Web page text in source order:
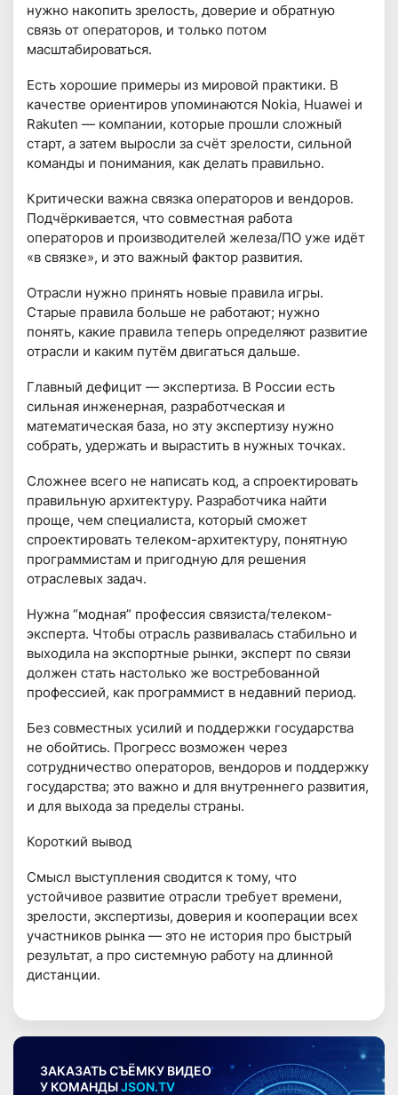
нужно накопить зрелость, доверие и обратную
связь от операторов, и только потом
масштабироваться.
Есть хорошие примеры из мировой практики. В
качестве ориентиров упоминаются Nokia, Huawei и
Rakuten — компании, которые прошли сложный
старт, а затем выросли за счёт зрелости, сильной
команды и понимания, как делать правильно.
Критически важна связка операторов и вендоров.
Подчёркивается, что совместная работа
операторов и производителей железа/ПО уже идёт
«в связке», и это важный фактор развития.
Отрасли нужно принять новые правила игры.
Старые правила больше не работают; нужно
понять, какие правила теперь определяют развитие
отрасли и каким путём двигаться дальше.
Главный дефицит — экспертиза. В России есть
сильная инженерная, разработческая и
математическая база, но эту экспертизу нужно
собрать, удержать и вырастить в нужных точках.
Сложнее всего не написать код, а спроектировать
правильную архитектуру. Разработчика найти
проще, чем специалиста, который сможет
спроектировать телеком-архитектуру, понятную
программистам и пригодную для решения
отраслевых задач.
Нужна “модная” профессия связиста/телеком-
эксперта. Чтобы отрасль развивалась стабильно и
выходила на экспортные рынки, эксперт по связи
должен стать настолько же востребованной
профессией, как программист в недавний период.
Без совместных усилий и поддержки государства
не обойтись. Прогресс возможен через
сотрудничество операторов, вендоров и поддержку
государства; это важно и для внутреннего развития,
и для выхода за пределы страны.
Короткий вывод
Смысл выступления сводится к тому, что
устойчивое развитие отрасли требует времени,
зрелости, экспертизы, доверия и кооперации всех
участников рынка — это не история про быстрый
результат, а про системную работу на длинной
дистанции.
ЗАКАЗАТЬ СЪЁМКУ ВИДЕО
У КОМАНДЫJSON.TV